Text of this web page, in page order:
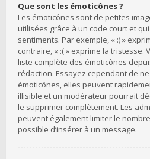
Que sont les émoticônes ?
Les émoticônes sont de petites
utilisées grâce à un code court et
sentiments. Par exemple, « :) »
contraire, « :( » exprime la tristesse.
liste complète des émoticônes
rédaction. Essayez cependant de
émoticônes, elles peuvent
illisible et un modérateur pourrait
le supprimer complètement. Les
peuvent également limiter le nombre
possible d’insérer à un message.